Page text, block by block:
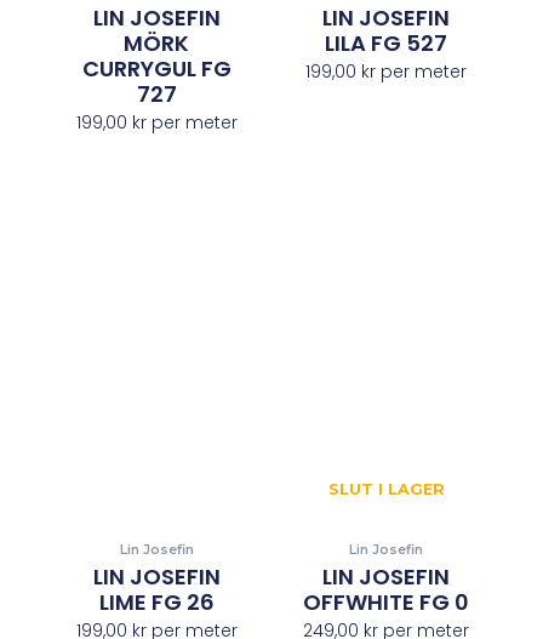
LIN JOSEFIN
MÖRK
CURRYGUL FG
727
199,00 krper meter
LIN JOSEFIN
LILA FG 527
199,00 kr per meter
Lin Josefin
LIN JOSEFIN
LIME FG 26
199,00 krper meter
SLUT I LAGER
Lin Josefin
LIN JOSEFIN
OFFWHITE FG 0
249,00 kr per meter